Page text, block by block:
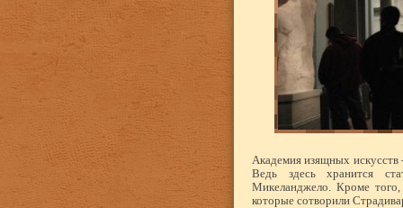
Академия изящных искусств
Ведь здесь хранится
Микеланджело. Кроме того,
которые сотворили